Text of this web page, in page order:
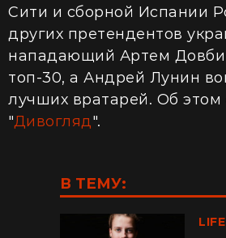
Сити и сборной Испании
других претендентов
нападающий Артем
топ-30, а Андрей Лунин
лучших вратарей. Об этом
"Дивогляд".
В ТЕМУ:
LIFE